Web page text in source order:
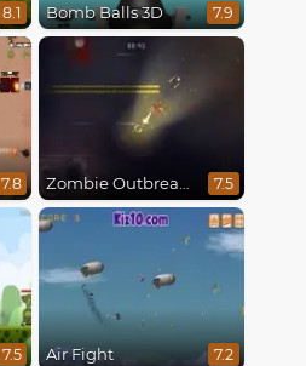
8.1 Bomb Balls 3D 7.9
7.8 Zombie Outbreak Arena 7.5
7.5 Air Fight 7.2